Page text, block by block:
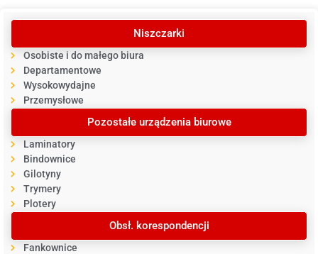
Niszczarki
Osobiste i do małego biura
Departamentowe
Wysokowydajne
Przemysłowe
Pozostałe urządzenia biurowe
Laminatory
Bindownice
Gilotyny
Trymery
Plotery
Obsł. korespondencji
Fankownice